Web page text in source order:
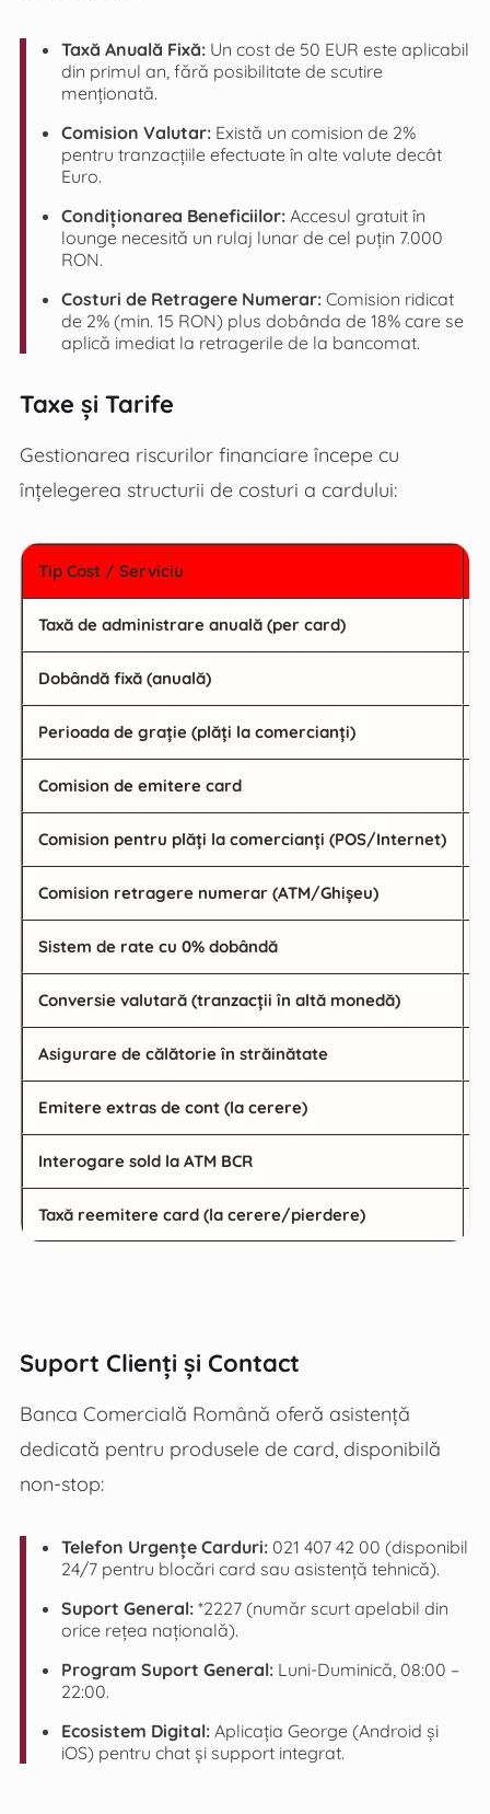
Taxă Anuală Fixă:Un cost de 50 EUR este aplicabil
din primul an, fără posibilitate de scutire
menționată.
Comision Valutar:Există un comision de 2%
pentru tranzacțiile efectuate în alte valute decât
Euro.
Condiționarea Beneficiilor:Accesul gratuit în
lounge necesită un rulaj lunar de cel puțin 7.000
RON.
Costuri de Retragere Numerar:Comision ridicat
de 2% (min. 15 RON) plus dobânda de 18% care se
aplică imediat la retragerile de la bancomat.
Taxe și Tarife
Gestionarea riscurilor financiare începe cu
înțelegerea structurii de costuri a cardului:
Tip Cost / Serviciu
Taxă de administrare anuală (per card)
Dobândă fixă (anuală)
Perioada de grație (plăți la comercianți)
Comision de emitere card
Comision pentru plăți la comercianți (POS/Internet)
Comision retragere numerar (ATM/Ghișeu)
Sistem de rate cu 0% dobândă
Conversie valutară (tranzacții în altă monedă)
Asigurare de călătorie în străinătate
Emitere extras de cont (la cerere)
Interogare sold la ATM BCR
Taxă reemitere card (la cerere/pierdere)
Suport Clienți și Contact
Banca Comercială Română oferă asistență
dedicată pentru produsele de card, disponibilă
non-stop:
Telefon Urgențe Carduri:021 407 42 00 (disponibil
24/7 pentru blocări card sau asistență tehnică).
Suport General:*2227 (număr scurt apelabil din
orice rețea națională).
Program Suport General:Luni-Duminică, 08:00 –
22:00.
Ecosistem Digital:Aplicația George (Android și
iOS) pentru chat și support integrat.